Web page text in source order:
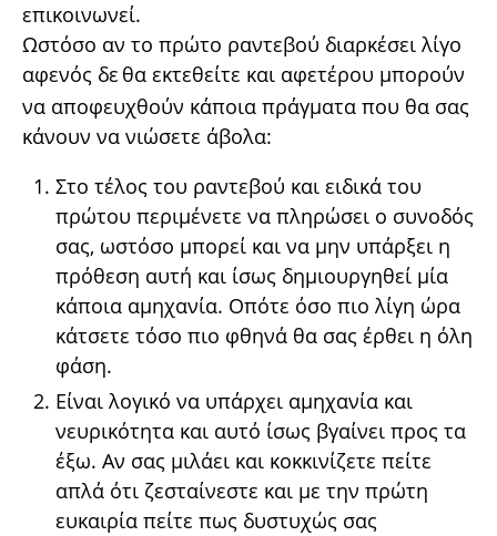
επικοινωνεί.
Ωστόσο αν το πρώτο ραντεβού διαρκέσει λίγο
αφενός δε θα εκτεθείτε και αφετέρου μπορούν
να αποφευχθούν κάποια πράγματα που θα σας
κάνουν να νιώσετε άβολα:
Στο τέλος του ραντεβού και ειδικά του
πρώτου περιμένετε να πληρώσει ο συνοδός
σας, ωστόσο μπορεί και να μην υπάρξει η
πρόθεση αυτή και ίσως δημιουργηθεί μία
κάποια αμηχανία. Οπότε όσο πιο λίγη ώρα
κάτσετε τόσο πιο φθηνά θα σας έρθει η όλη
φάση.
Είναι λογικό να υπάρχει αμηχανία και
νευρικότητα και αυτό ίσως βγαίνει προς τα
έξω. Αν σας μιλάει και κοκκινίζετε πείτε
απλά ότι ζεσταίνεστε και με την πρώτη
ευκαιρία πείτε πως δυστυχώς σας